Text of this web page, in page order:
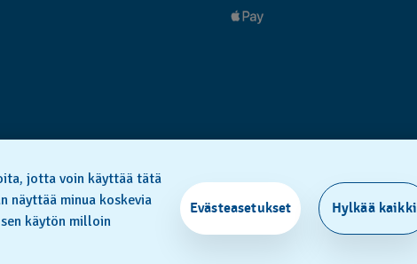
SWISS MADE
LTD. ALL RIGHTS RESERVED: SWISS WATCHES
jotta voin käyttää tätä
näyttää minua koskevia
käytön milloin
Evästeasetukset Hylkää kaikki